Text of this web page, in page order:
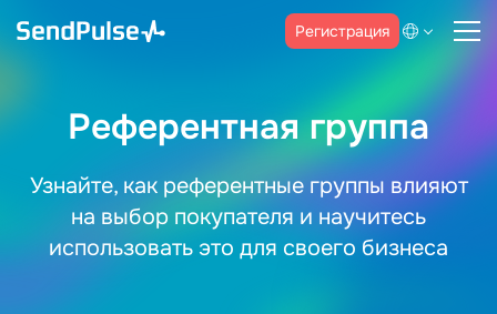
Регистрация
Референтная группа
Узнайте, как референтные группы влияют
на выбор покупателя и научитесь
использовать это для своего бизнеса